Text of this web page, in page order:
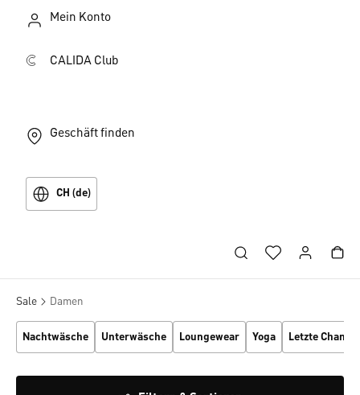
Mein Konto
CALIDA Club
Geschäft finden
CH (de)
Sale Damen
Nachtwäsche Unterwäsche Loungewear Yoga Letzte Chance